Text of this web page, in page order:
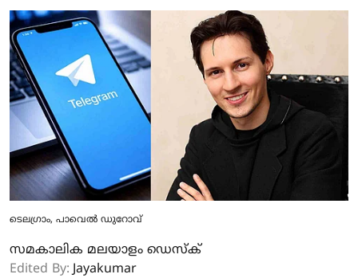
ടെലഗ്രാം, പാവെല്‍ ഡുറോവ്
സമകാലിക മലയാളം ഡെസ്ക്
Edited By: Jayakumar